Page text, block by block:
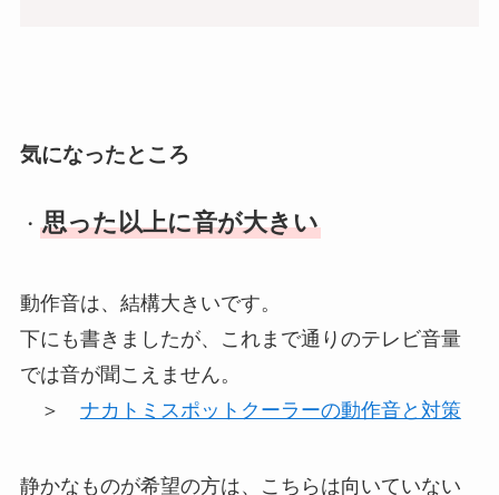
気になったところ
・ 思った以上に音が大きい
動作音は、結構大きいです。
下にも書きましたが、これまで通りのテレビ音量
では音が聞こえません。
＞ ナカトミスポットクーラーの動作音と対策
静かなものが希望の方は、こちらは向いていない